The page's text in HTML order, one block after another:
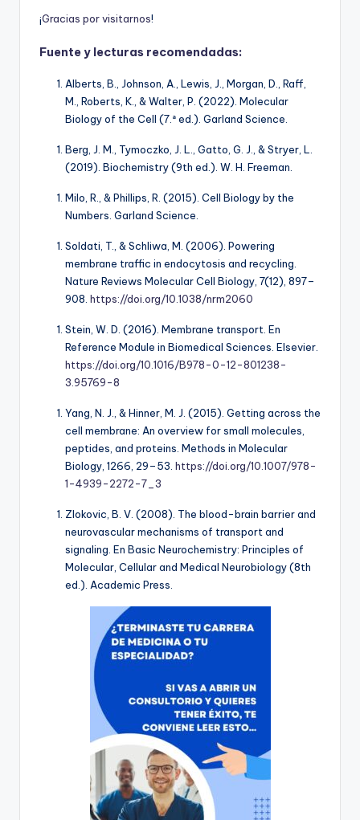
¡Gracias porvisitarnos!
Fuente y lecturas recomendadas:
Alberts, B., Johnson, A., Lewis, J., Morgan, D., Raff,
M., Roberts, K., & Walter, P. (2022). Molecular
Biology of the Cell (7.ª ed.). Garland Science.
Berg, J. M., Tymoczko, J. L., Gatto, G. J., & Stryer, L.
(2019). Biochemistry(9th ed.). W. H. Freeman.
Milo, R., & Phillips, R. (2015). Cell Biology by the
Numbers. Garland Science.
Soldati, T., & Schliwa, M. (2006). Powering
membrane traffic in endocytosis and recycling.
Nature Reviews Molecular Cell Biology, 7(12), 897–
908. https://doi.org/10.1038/nrm2060
Stein, W. D. (2016). Membrane transport. En
Reference Module in Biomedical Sciences. Elsevier.
https://doi.org/10.1016/B978-0-12-801238-
3.95769-8
Yang, N. J., & Hinner, M. J. (2015). Getting across the
cell membrane: An overview for small molecules,
peptides, and proteins. Methods in Molecular
Biology, 1266, 29–53. https://doi.org/10.1007/978-
1-4939-2272-7_3
Zlokovic, B. V. (2008). The blood-brain barrier and
neurovascular mechanisms of transport and
signaling. En Basic Neurochemistry: Principles of
Molecular, Cellular and Medical Neurobiology(8th
ed.). Academic Press.